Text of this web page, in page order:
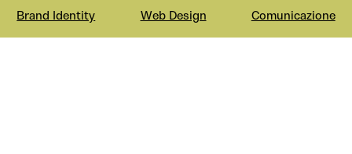
Brand Identity Web Design Comunicazione